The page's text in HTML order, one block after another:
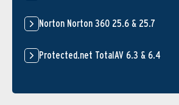
Norton Norton 360 25.6 & 25.7
Protected.net TotalAV 6.3 & 6.4